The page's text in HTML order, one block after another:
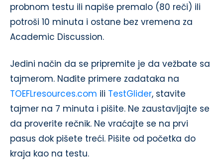
probnom testu ili napiše premalo (80 reči) ili
potroši 10 minuta i ostane bez vremena za
Academic Discussion.
Jedini način da se pripremite je da vežbate sa
tajmerom. Nađite primere zadataka na
TOEFLresources.com ili TestGlider, stavite
tajmer na 7 minuta i pišite. Ne zaustavljajte se
da proverite rečnik. Ne vraćajte se na prvi
pasus dok pišete treći. Pišite od početka do
kraja kao na testu.